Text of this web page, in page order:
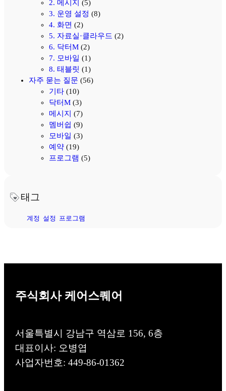
2. 메시지 (5)
3. 운영 설정 (8)
4. 화면 (2)
5. 자료실·클라우드 (2)
6. 닥터M(2)
7. 모바일 (1)
8. 태블릿 (1)
자주 묻는 질문 (56)
기타(10)
닥터M(3)
메시지 (7)
멤버쉽 (9)
모바일 (3)
예약(19)
프로그램 (5)
태그
계정 설정 프로그램
주식회사 케어스퀘어
서울특별시 강남구 역삼로 156, 6층
대표이사: 오병엽
사업자번호: 449-86-01362